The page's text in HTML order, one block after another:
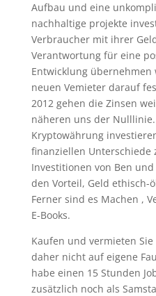
Aufbau und eine
nachhaltige projekte
Verbraucher mit ihrer
Verantwortung für eine
Entwicklung übernehmen
neuen Vemieter darauf
2012 gehen die Zinsen
näheren uns der
Kryptowährung
finanziellen Unterschiede
Investitionen von Ben
den Vorteil, Geld ethisch-
Ferner sind es Machen ,
E-Books.
Kaufen und vermieten
daher nicht auf eigene
habe einen 15 Stunden
zusätzlich noch als